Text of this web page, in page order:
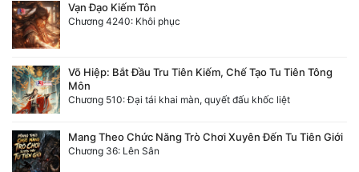
Vạn Đạo Kiếm Tôn
Chương 4240: Khôi phục
Võ Hiệp: Bắt Đầu Tru Tiên Kiếm, Chế Tạo Tu Tiên Tông
Môn
Chương 510: Đại tái khai màn, quyết đấu khốc liệt
Mang Theo Chức Năng Trò Chơi Xuyên Đến Tu Tiên Giới
Chương 36: Lên Sân